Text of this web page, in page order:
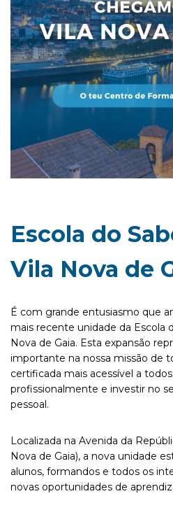
Escola do
Vila Nova de
É com grande entusiasmo que
mais recente unidade da Escola
Nova de Gaia. Esta expansão
importante na nossa missão de
certificada mais acessível a
profissionalmente e investir no
pessoal.
Localizada na Avenida da
Nova de Gaia), a nova unidade
alunos, formandos e todos os
novas oportunidades de